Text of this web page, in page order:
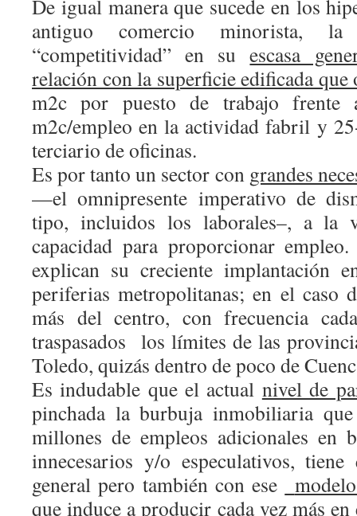
De igual manera que sucede en los
antiguo comercio minorista,
“competitividad” en suescasa
relación con la superficie edificada
m2c por puesto de trabajo
m2c/empleo en la actividad fabril y
terciario de oficinas.
Es por tanto un sector con grandes
—el omnipresente imperativo de
tipo, incluidos los laborales–, a la
capacidad para proporcionar
explican su creciente implantación
periferias metropolitanas; en el caso
más del centro, con frecuencia
traspasados los límites de las
Toledo, quizás dentro de poco de
Es indudable que el actual nivel de
pinchada la burbuja inmobiliaria
millones de empleos adicionales en
innecesarios y/o especulativos,
general pero también con ese
que induce a producir cada vez más